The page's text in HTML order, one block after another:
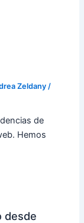
Zeldany/
de
Hemos
desde